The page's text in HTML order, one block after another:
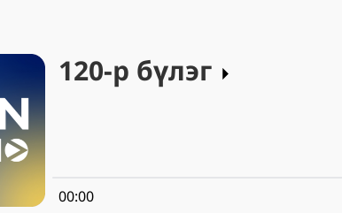
120-р бүлэг
00:00